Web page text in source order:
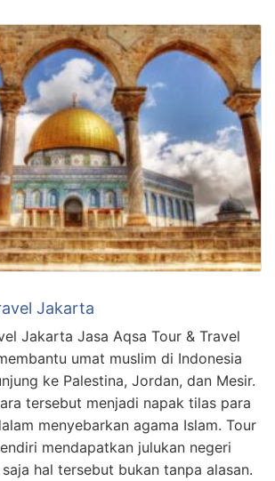
Jakarta
Jakarta Jasa Aqsa Tour & Travel
umat muslim di Indonesia
ke Palestina, Jordan, dan Mesir.
tersebut menjadi napak tilas para
menyebarkan agama Islam. Tour
mendapatkan julukan negeri
hal tersebut bukan tanpa alasan.